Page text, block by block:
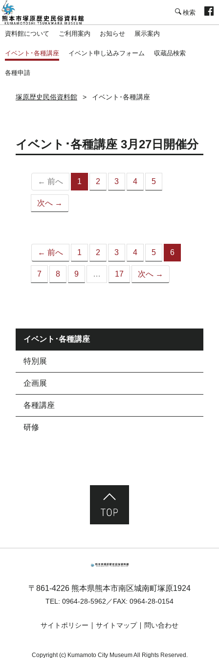
資料館について ご利用案内 お知らせ 展示案内
イベント･各種講座 イベント申し込みフォーム 収蔵品検索
各種申請
塚原歴史民俗資料館 イベント･各種講座
イベント･各種講座 3月27日開催分
← 前へ 1
（こ
2 3 4 5
次へ →
← 前へ 1 2 3 4 5 6
7 8 9 … 17 次へ →
イベント･各種講座
特別展
企画展
各種講座
研修
〒861-4226 熊本県熊本市南区城南町塚原1924
TEL: 0964-28-5962 ／FAX: 0964-28-0154
サイトポリシー サイトマップ 問い合わせ
Copyright (c) Kumamoto City Museum All Rights Reserved.